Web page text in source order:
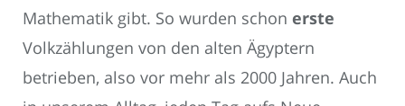
Mathematik gibt. So wurden schon erste
Volkzählungen von den alten Ägyptern
betrieben, also vor mehr als 2000 Jahren. Auch